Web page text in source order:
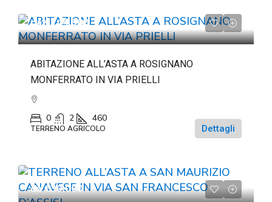
da€244.809
ABITAZIONE ALL’ASTA A ROSIGNANO
MONFERRATO IN VIA PRIELLI
0 2 460
TERRENO AGRICOLO Dettagli
da€30.000